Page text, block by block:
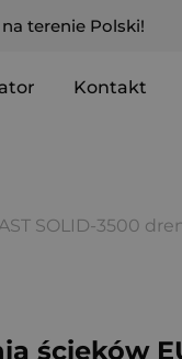
terenie Polski!
Kontakt
SOLID-3500
ścieków